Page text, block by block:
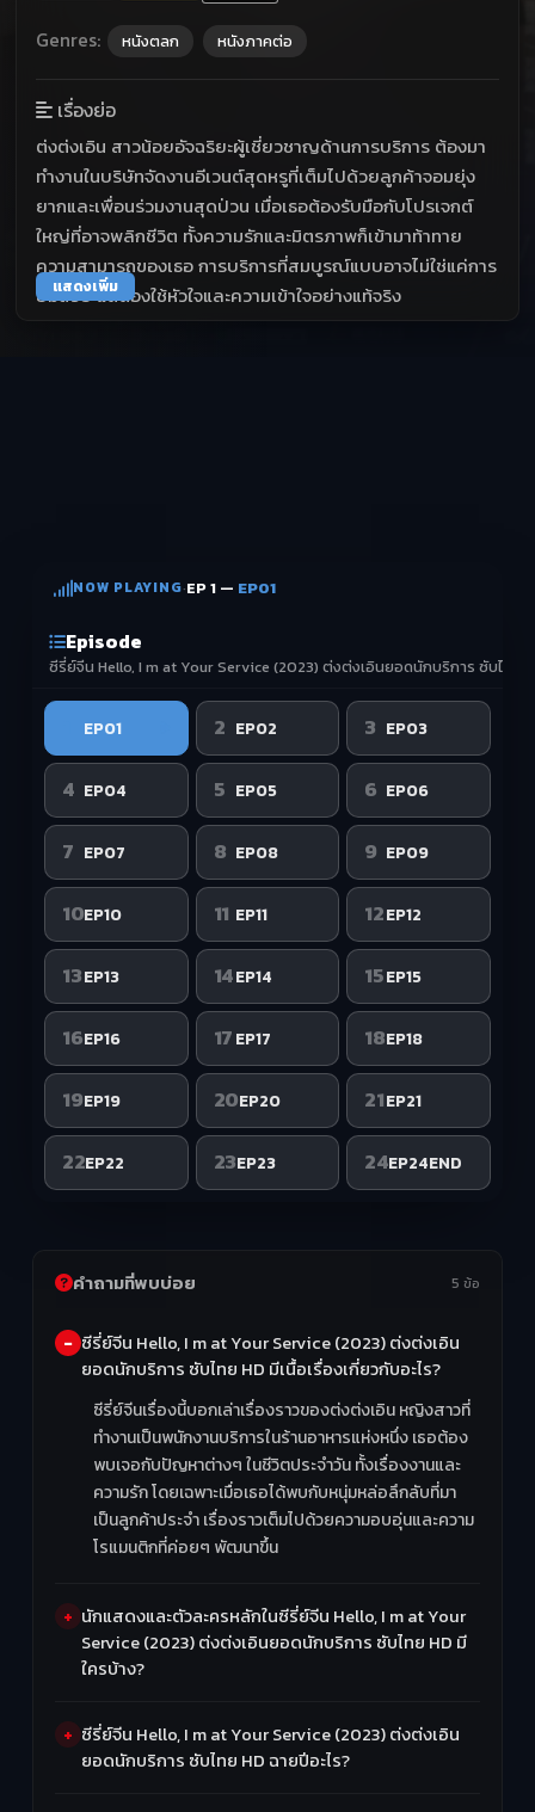
Genres: หนังตลก หนังภาคต่อ
เรื่องย่อ
ต่งต่งเอิน สาวน้อยอัจฉริยะผู้เชี่ยวชาญด้านการบริการ ต้องมา
ทำงานในบริษัทจัดงานอีเวนต์สุดหรูที่เต็มไปด้วยลูกค้าจอมยุ่ง
ยากและเพื่อนร่วมงานสุดป่วน เมื่อเธอต้องรับมือกับโปรเจกต์
ใหญ่ที่อาจพลิกชีวิต ทั้งความรักและมิตรภาพก็เข้ามาท้าทาย
ความสามารถของเธอ การบริการที่สมบูรณ์แบบอาจไม่ใช่แค่การ
ยิ้มสวย แต่ต้องใช้หัวใจและความเข้าใจอย่างแท้จริง
แสดงเพิ่ม
NOW PLAYING·EP 1 — EP01
Episode
ซีรี่ย์จีน Hello, I m at Your Service (2023) ต่งต่งเอินยอดนักบริการ ซับไทย
EP01 2 EP02 3 EP03
4 EP04 5 EP05 6 EP06
7 EP07 8 EP08 9 EP09
10EP10 11 EP11 12EP12
13EP13 14EP14 15EP15
16EP16 17 EP17 18EP18
19EP19 20EP20 21EP21
22EP22 23EP23 24EP24END
คำถามที่พบบ่อย 5 ข้อ
ซีรี่ย์จีน Hello, I m at Your Service (2023) ต่งต่งเอิน
ยอดนักบริการ ซับไทย HD มีเนื้อเรื่องเกี่ยวกับอะไร?
ซีรี่ย์จีนเรื่องนี้บอกเล่าเรื่องราวของต่งต่งเอิน หญิงสาวที่
ทำงานเป็นพนักงานบริการในร้านอาหารแห่งหนึ่ง เธอต้อง
พบเจอกับปัญหาต่างๆ ในชีวิตประจำวัน ทั้งเรื่องงานและ
ความรัก โดยเฉพาะเมื่อเธอได้พบกับหนุ่มหล่อลึกลับที่มา
เป็นลูกค้าประจำ เรื่องราวเต็มไปด้วยความอบอุ่นและความ
โรแมนติกที่ค่อยๆ พัฒนาขึ้น
นักแสดงและตัวละครหลักในซีรี่ย์จีน Hello, I m at Your
Service (2023) ต่งต่งเอินยอดนักบริการ ซับไทย HD มี
ใครบ้าง?
ซีรี่ย์จีน Hello, I m at Your Service (2023) ต่งต่งเอิน
ยอดนักบริการ ซับไทย HD ฉายปีอะไร?